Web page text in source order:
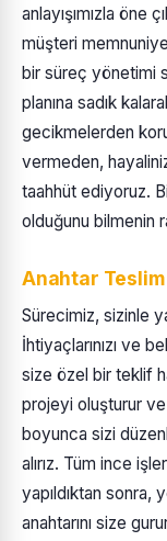
anlayışımızla öne
müşteri
bir süreç yönetimi
planına sadık
gecikmelerden
vermeden,
taahhüt ediyoruz.
olduğunu bilmenin
Anahtar
Sürecimiz, sizinle
İhtiyaçlarınızı ve
size özel bir teklif
projeyi oluşturur ve
boyunca sizi
alırız. Tüm ince
yapıldıktan sonra,
anahtarını size